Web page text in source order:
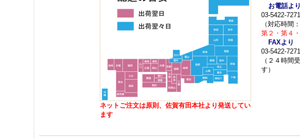
ネットご注文は原則、佐賀有田本社より発送してい
ます
お電話より
03-5422-
（対応時間
第２・第４
FAXより
03-5422-7271
（２４時間
す）